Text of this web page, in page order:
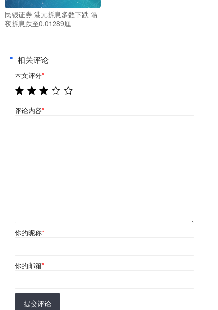
民银证券 港元拆息多数下跌 隔
夜拆息跌至0.01289厘
相关评论
本文评分*
评论内容*
你的昵称*
你的邮箱*
提交评论